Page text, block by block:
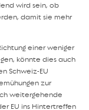
wird sein, ob
damit sie mehr
einer weniger
könnte dies auch
Schweiz-EU
zur
weitergehende
EU ins Hintertreffen